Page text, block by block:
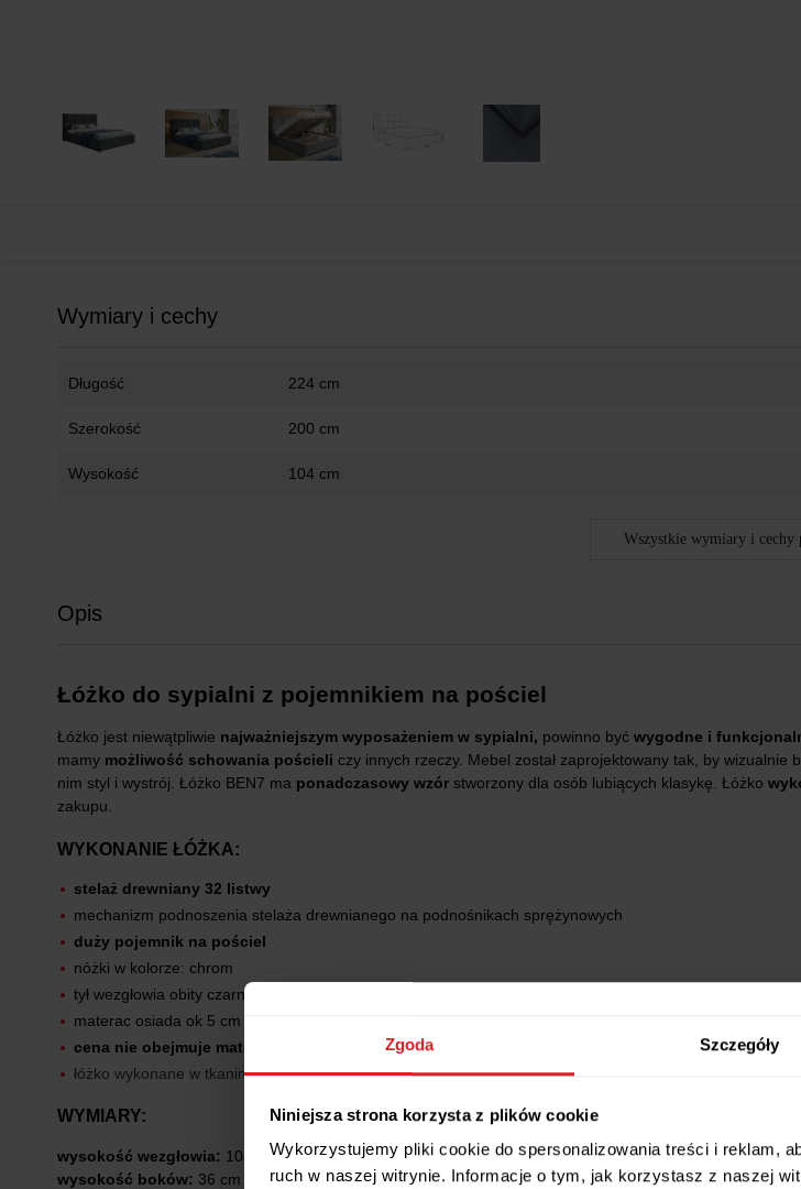
Zgoda Szczegóły
Niniejsza strona korzysta z plików cookie
Wykorzystujemy pliki cookie do spersonalizowania treści i reklam,
ruch w naszej witrynie. Informacje o tym, jak korzystasz z naszej
Wymiary i cechy
Długość 224 cm
Szerokość 200 cm
Wysokość 104 cm
Wszystkie wymiary i cechy
Opis
Łóżko do sypialni z pojemnikiem na pościel
Łóżko jest niewątpliwie najważniejszym wyposażeniem w sypialni, powinno być wygodne i
mamy możliwość schowania pościeli czy innych rzeczy. Mebel został zaprojektowany tak, by wizualnie
nim styl i wystrój. Łóżko BEN7 ma ponadczasowy wzór stworzony dla osób lubiących klasykę. Łóżko
zakupu.
WYKONANIE ŁÓŻKA:
stelaż drewniany 32 listwy
mechanizm podnoszenia stelaża drewnianego na podnośnikach sprężynowych
duży pojemnik na pościel
nóżki w kolorze: chrom
tył wezgłowia obity czarnym wigofilem
materac osiada ok 5 cm w ramie łóżka
cena nie obejmuje materaca
łóżko wykonane w tkaninie- Jasmine 96- grafitowy (materiał plusz/ welur)
WYMIARY:
wysokość wezgłowia: 104 cm
wysokość boków: 36 cm